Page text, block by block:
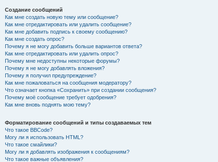
Создание сообщений
Как мне создать новую тему или сообщение?
Как мне отредактировать или удалить сообщение?
Как мне добавить подпись к своему сообщению?
Как мне создать опрос?
Почему я не могу добавить больше вариантов ответа?
Как мне отредактировать или удалить опрос?
Почему мне недоступны некоторые форумы?
Почему я не могу добавлять вложения?
Почему я получил предупреждение?
Как мне пожаловаться на сообщения модератору?
Что означает кнопка «Сохранить» при создании сообщения?
Почему моё сообщение требует одобрения?
Как мне вновь поднять мою тему?
Форматирование сообщений и типы создаваемых тем
Что такое BBCode?
Могу ли я использовать HTML?
Что такое смайлики?
Могу ли я добавлять изображения к сообщениям?
Что такое важные объявления?